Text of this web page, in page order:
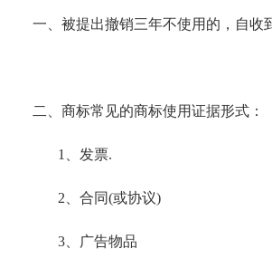
一、被提出撤销三年不使用的，自收
二、商标常见的商标使用证据形式：
1、发票.
2、合同(或协议)
3、广告物品